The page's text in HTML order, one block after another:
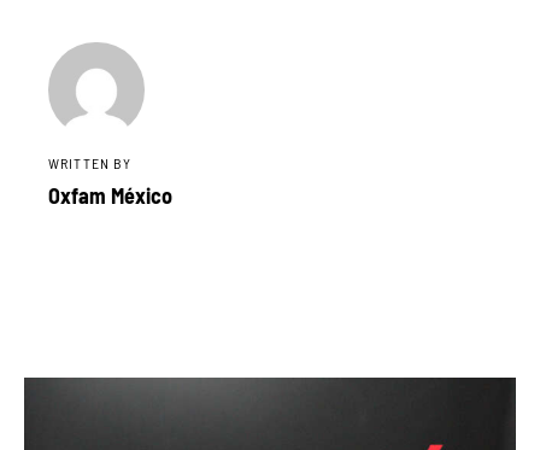
WRITTEN BY
Oxfam México